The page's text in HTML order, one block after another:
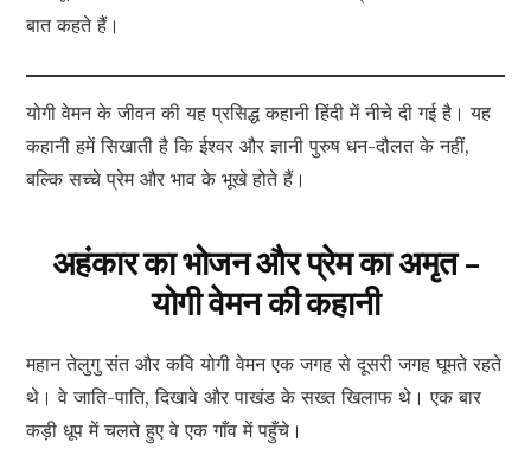
बात कहते हैं।
योगी वेमन के जीवन की यह प्रसिद्ध कहानी हिंदी में नीचे दी गई है। यह
कहानी हमें सिखाती है कि ईश्वर और ज्ञानी पुरुष धन-दौलत के नहीं,
बल्कि सच्चे प्रेम और भाव के भूखे होते हैं।
अहंकार का भोजन और प्रेम का अमृत –
योगी वेमन की कहानी
महान तेलुगु संत और कवि योगी वेमन एक जगह से दूसरी जगह घूमते रहते
थे। वे जाति-पाति, दिखावे और पाखंड के सख्त खिलाफ थे। एक बार
कड़ी धूप में चलते हुए वे एक गाँव में पहुँचे।